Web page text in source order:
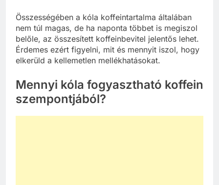
Összességében a kóla koffeintartalma általában
nem túl magas, de ha naponta többet is megiszol
belőle, az összesített koffeinbevitel jelentős lehet.
Érdemes ezért figyelni, mit és mennyit iszol, hogy
elkerüld a kellemetlen mellékhatásokat.
Mennyi kóla fogyasztható koffein
szempontjából?